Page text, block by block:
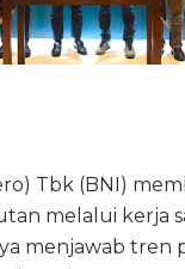
Tbk (BNI)
melalui kerja
menjawab